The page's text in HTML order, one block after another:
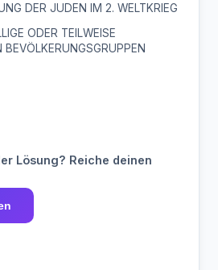
DER JUDEN IM 2. WELTKRIEG
ODER TEILWEISE
Lösung? Reiche deinen